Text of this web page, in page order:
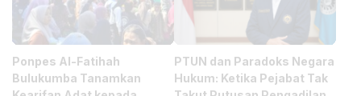
Ponpes Al-Fatihah
Bulukumba Tanamkan
PTUN dan Paradoks Negara
Hukum: Ketika Pejabat Tak